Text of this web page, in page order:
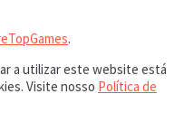
.
a utilizar este website está
Visite nosso Política de